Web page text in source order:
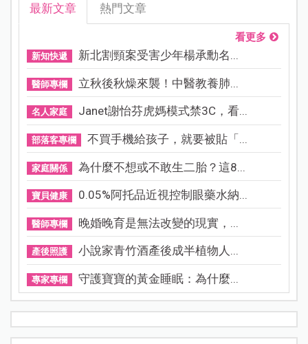
最新文章 熱門文章
看更多
新知快遞 新北割頸案受害少年楊承勳名...
醫師專欄 立秋後秋燥來襲！中醫教養肺...
名人家庭 Janet謝怡芬虎媽模式禁3C，看...
部落客專欄 不買手機給孩子，就要被貼「...
家庭關係 為什麼不想或不敢生二胎？這8...
寶貝健康 0.05%阿托品近視控制眼藥水納...
醫師專欄 晚婚晚育是無法改變的現實，...
產後照護 小說家青竹酒產後成半植物人...
專家專欄 守護寶寶的黃金睡眠：為什麼...